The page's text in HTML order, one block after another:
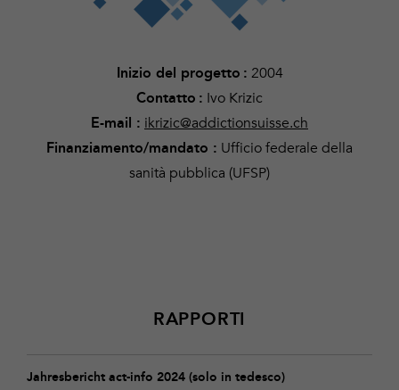
Inizio del progetto : 2004
Contatto : Ivo Krizic
E-mail : ikrizic@addictionsuisse.ch
Finanziamento/mandato : Ufficio federale della
sanità pubblica (UFSP)
RAPPORTI
Jahresbericht act-info 2024 (solo in tedesco)
Jahresbericht